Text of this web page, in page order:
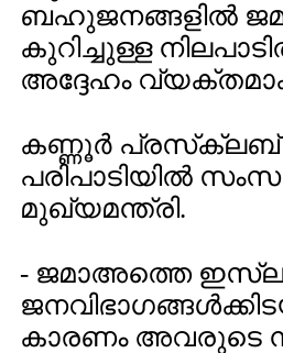
ബഹുജനങ്ങളില്‍
കുറിച്ചുള്ള
അദ്ദേഹം
കണ്ണൂര്‍ പ്രസ്‌ക്ലബ്
പരിപാടിയില്‍
മുഖ്യമന്ത്രി.
- ജമാഅത്തെ
കാരണം അവരുടെ